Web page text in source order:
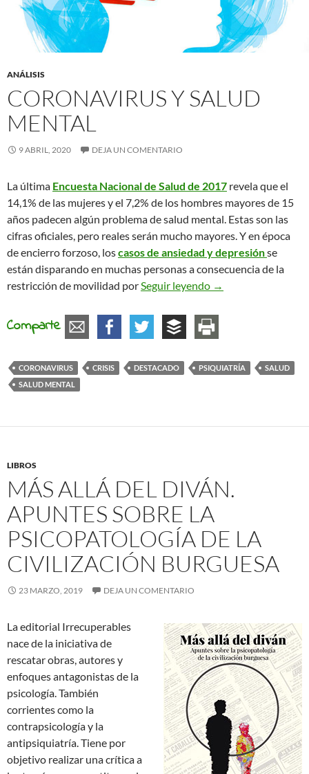
ANÁLISIS
CORONAVIRUS Y SALUD
MENTAL
9 ABRIL, 2020 DEJA UN COMENTARIO
La última Encuesta Nacional de Salud de 2017 revela que el
14,1% de las mujeres y el 7,2% de los hombres mayores de 15
años padecen algún problema de salud mental. Estas son las
cifras oficiales, pero reales serán mucho mayores. Y en época
de encierro forzoso, loscasos de ansiedad y depresiónse
están disparando en muchas personas a consecuencia de la
restricción de movilidad porSeguir leyendo Coronavirus y
→
Comparte
CORONAVIRUS CRISIS DESTACADO PSIQUIATRÍA
SALUD
SALUD MENTAL
LIBROS
MÁS ALLÁ DEL DIVÁN.
APUNTES SOBRE LA
PSICOPATOLOGÍA DE LA
CIVILIZACIÓN BURGUESA
23 MARZO, 2019 DEJA UN COMENTARIO
La editorial Irrecuperables
nace de la iniciativa de
rescatar obras, autores y
enfoques antagonistas de la
psicología. También
corrientes como la
contrapsicología y la
antipsiquiatría. Tiene por
objetivo realizar una crítica a